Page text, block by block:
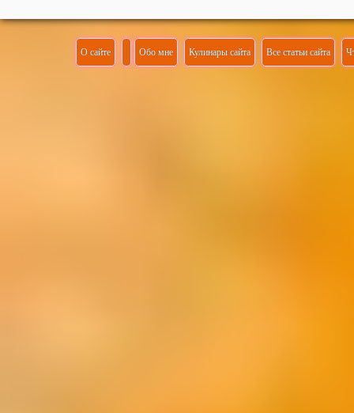
О сайте Обо мне Кулинары сайта Все статьи сайта